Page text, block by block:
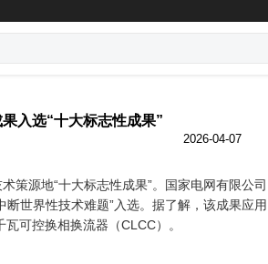
入选“十大标志性成果”
2026-04-07
源地“十大标志性成果”。国家电网有限公司
世界性技术难题”入选。据了解，该成果应用
可控换相换流器（CLCC）。